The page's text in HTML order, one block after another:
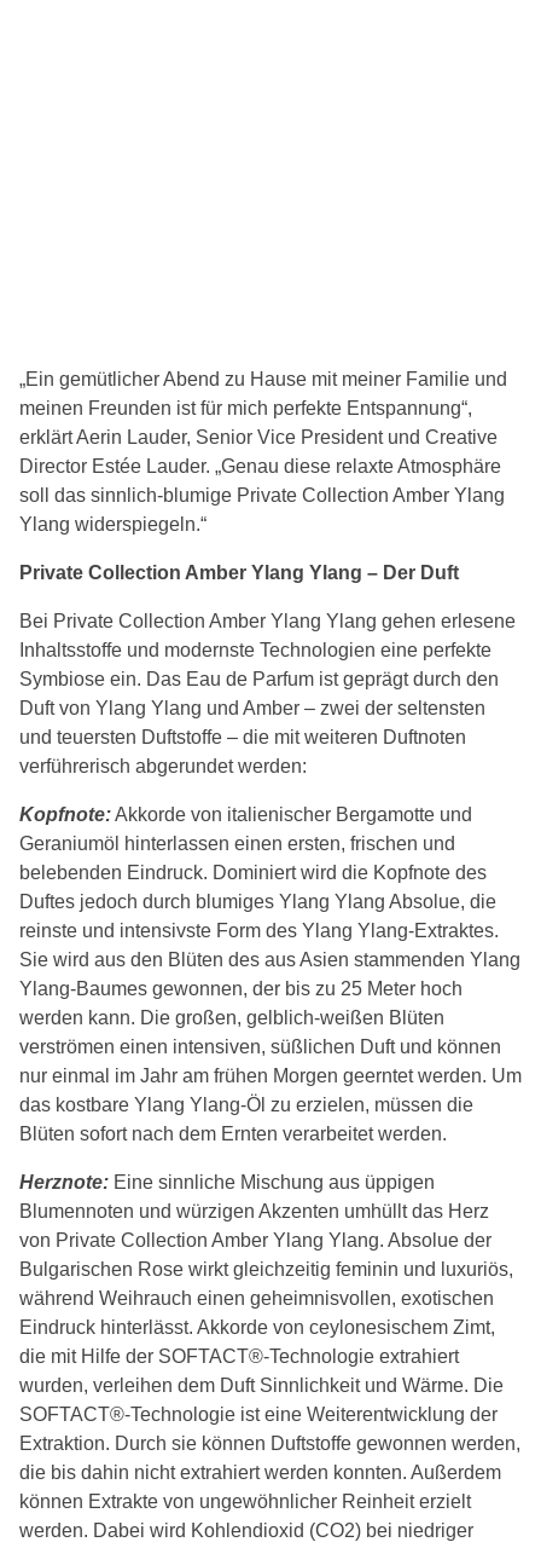
„Ein gemütlicher Abend zu Hause mit meiner Familie und
meinen Freunden ist für mich perfekte Entspannung“,
erklärt Aerin Lauder, Senior Vice President und Creative
Director Estée Lauder. „Genau diese relaxte Atmosphäre
soll das sinnlich-blumige Private Collection Amber Ylang
Ylang widerspiegeln.“
Private Collection Amber Ylang Ylang – Der Duft
Bei Private Collection Amber Ylang Ylang gehen erlesene
Inhaltsstoffe und modernste Technologien eine perfekte
Symbiose ein. Das Eau de Parfum ist geprägt durch den
Duft von Ylang Ylang und Amber – zwei der seltensten
und teuersten Duftstoffe – die mit weiteren Duftnoten
verführerisch abgerundet werden:
Kopfnote:Akkorde von italienischer Bergamotte und
Geraniumöl hinterlassen einen ersten, frischen und
belebenden Eindruck. Dominiert wird die Kopfnote des
Duftes jedoch durch blumiges Ylang Ylang Absolue, die
reinste und intensivste Form des Ylang Ylang-Extraktes.
Sie wird aus den Blüten des aus Asien stammenden Ylang
Ylang-Baumes gewonnen, der bis zu 25 Meter hoch
werden kann. Die großen, gelblich-weißen Blüten
verströmen einen intensiven, süßlichen Duft und können
nur einmal im Jahr am frühen Morgen geerntet werden. Um
das kostbare Ylang Ylang-Öl zu erzielen, müssen die
Blüten sofort nach dem Ernten verarbeitet werden.
Herznote: Eine sinnliche Mischung aus üppigen
Blumennoten und würzigen Akzenten umhüllt das Herz
von Private Collection Amber Ylang Ylang. Absolue der
Bulgarischen Rose wirkt gleichzeitig feminin und luxuriös,
während Weihrauch einen geheimnisvollen, exotischen
Eindruck hinterlässt. Akkorde von ceylonesischem Zimt,
die mit Hilfe der SOFTACT®-Technologie extrahiert
wurden, verleihen dem Duft Sinnlichkeit und Wärme. Die
SOFTACT®-Technologie ist eine Weiterentwicklung der
Extraktion. Durch sie können Duftstoffe gewonnen werden,
die bis dahin nicht extrahiert werden konnten. Außerdem
können Extrakte von ungewöhnlicher Reinheit erzielt
werden. Dabei wird Kohlendioxid (CO2) bei niedriger